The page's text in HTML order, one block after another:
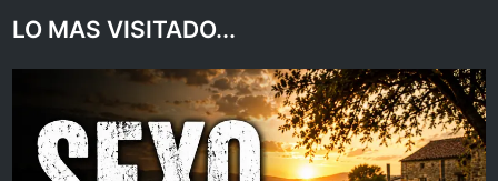
LO MAS VISITADO...